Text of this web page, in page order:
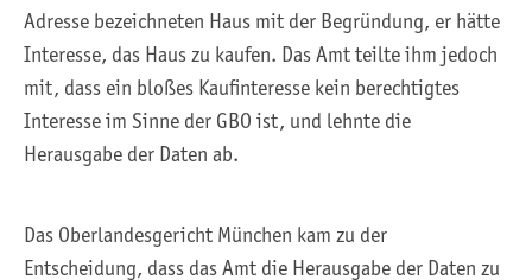
Adresse bezeichneten Haus mit der Begründung, er hätte
Interesse, das Haus zu kaufen. Das Amt teilte ihm jedoch
mit, dass ein bloßes Kaufinteresse kein berechtigtes
Interesse im Sinne der GBO ist, und lehnte die
Herausgabe der Daten ab.
Das Oberlandesgericht München kam zu der
Entscheidung, dass das Amt die Herausgabe der Daten zu